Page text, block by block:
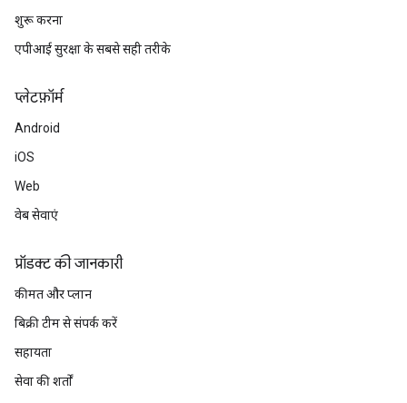
शुरू करना
एपीआई सुरक्षा के सबसे सही तरीके
प्‍लेटफ़ॉर्म
Android
iOS
Web
वेब सेवाएं
प्रॉडक्ट की जानकारी
कीमत और प्लान
बिक्री टीम से संपर्क करें
सहायता
सेवा की शर्तों